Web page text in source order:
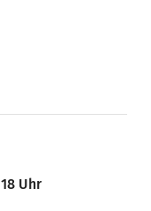
18 Uhr